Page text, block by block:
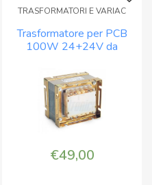
TRASFORMATORI E VARIAC
Trasformatore per PCB
100W 24+24V da
pannello
€49,00